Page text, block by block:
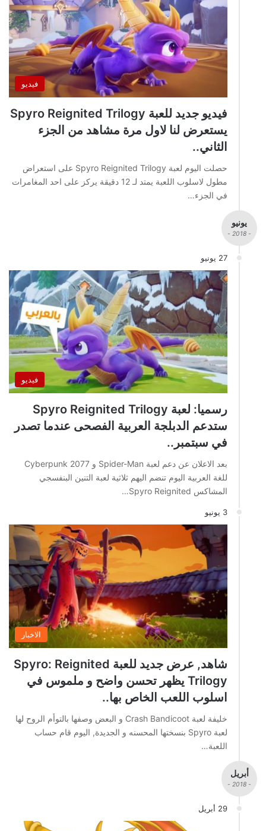
فيديو
فيديو جديد للعبة Spyro Reignited Trilogy
يستعرض لنا لاول مرة مشاهد من الجزء
الثاني..
حصلت اليوم لعبة Spyro Reignited Trilogy على استعراض
مطول لاسلوب اللعبة يمتد لـ 12 دقيقة يركز على احد المغامرات
في الجزء…
يونيو
- 2018 -
27 يونيو
فيديو
رسميا: لعبة Spyro Reignited Trilogy
ستدعم الدبلجة العربية الفصحى عندما تصدر
في سبتمبر..
بعد الاعلان عن دعم لعبة Spider-Man و Cyberpunk 2077
للغة العربية اليوم تنضم اليهم ثلاثية لعبة التنين البنفسجي
المشاكس Spyro Reignited…
3 يونيو
الاخبار
شاهد, عرض جديد للعبة Spyro: Reignited
Trilogy يظهر تحسن واضح و ملموس في
اسلوب اللعب الخاص بها..
خليفة لعبة Crash Bandicoot و البعض وصفها بالتوأم الروح لها
لعبة Spyro بنسختها المحسنه و الجديدة, اليوم قام حساب
اللعبة…
أبريل
- 2018 -
29 أبريل